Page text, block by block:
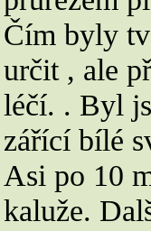
Čím byly
určit , ale
léčí. . Byl
zářící bílé
Asi po 10
kaluže.